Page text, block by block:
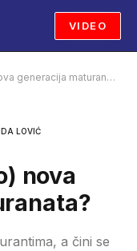
VIDEO
generacija maturanata?
LOVIĆ
nova
a čini se